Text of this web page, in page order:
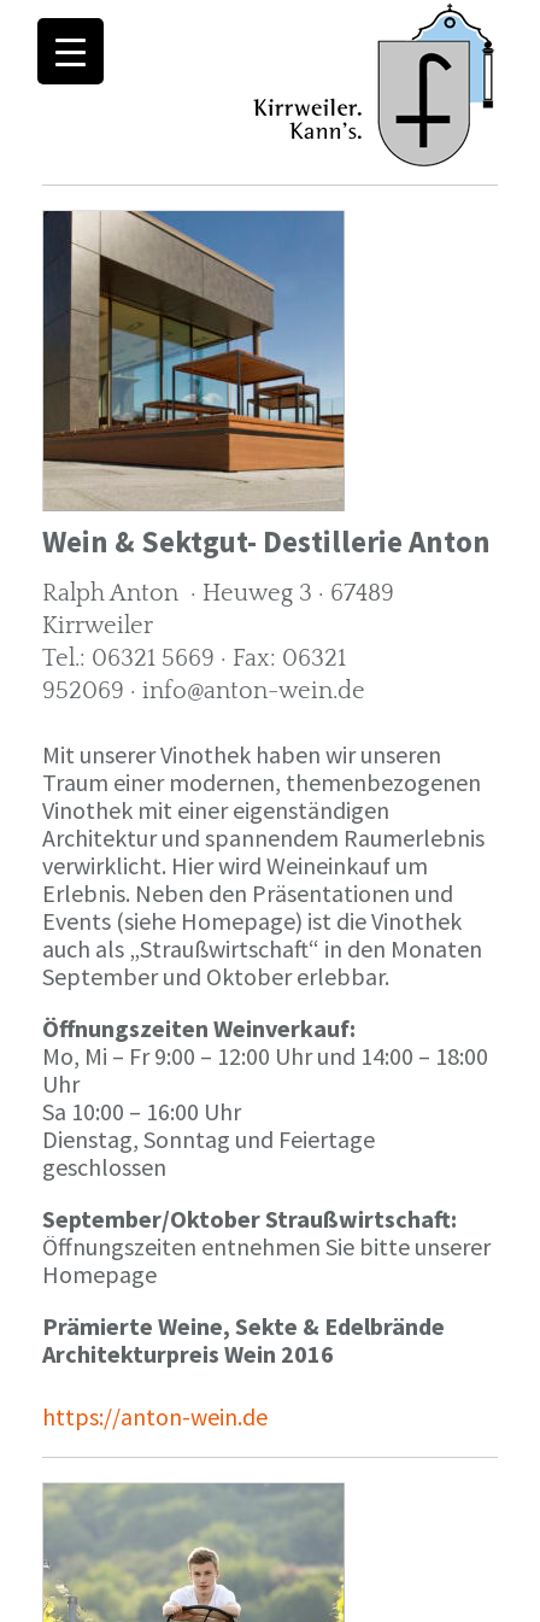
Wein & Sektgut- Destillerie Anton
Ralph Anton · Heuweg 3 · 67489
Kirrweiler
Tel.: 06321 5669 · Fax: 06321
952069 · info@anton-wein.de
Mit unserer Vinothek haben wir unseren
Traum einer modernen, themenbezogenen
Vinothek mit einer eigenständigen
Architektur und spannendem Raumerlebnis
verwirklicht. Hier wird Weineinkauf um
Erlebnis. Neben den Präsentationen und
Events (siehe Homepage) ist die Vinothek
auch als „Straußwirtschaft“ in den Monaten
September und Oktober erlebbar.
Öffnungszeiten Weinverkauf:
Mo, Mi – Fr 9:00 – 12:00 Uhr und 14:00 – 18:00
Uhr
Sa 10:00 – 16:00 Uhr
Dienstag, Sonntag und Feiertage
geschlossen
September/Oktober Straußwirtschaft:
Öffnungszeiten entnehmen Sie bitte unserer
Homepage
Prämierte Weine, Sekte & Edelbrände
Architekturpreis Wein 2016
https://anton-wein.de